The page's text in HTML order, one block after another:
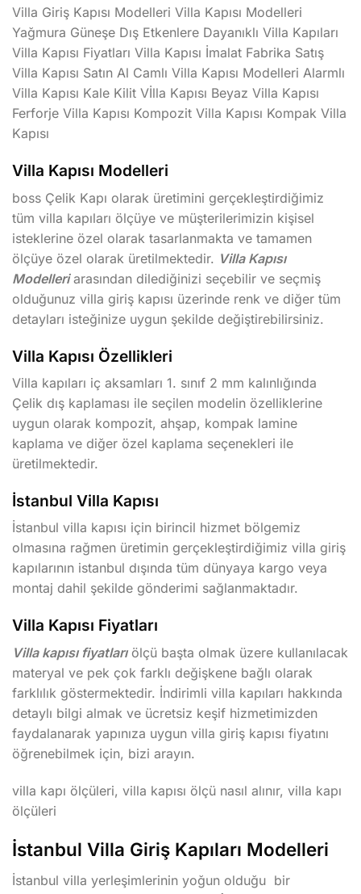
Villa Giriş Kapısı Modelleri Villa Kapısı Modelleri
Yağmura Güneşe Dış Etkenlere Dayanıklı Villa Kapıları
Villa Kapısı Fiyatları Villa Kapısı İmalat Fabrika Satış
Villa Kapısı Satın Al Camlı Villa Kapısı Modelleri Alarmlı
Villa Kapısı Kale Kilit Vİlla Kapısı Beyaz Villa Kapısı
Ferforje Villa Kapısı Kompozit Villa Kapısı Kompak Villa
Kapısı
Villa Kapısı Modelleri
boss Çelik Kapı olarak üretimini gerçekleştirdiğimiz
tüm villa kapıları ölçüye ve müşterilerimizin kişisel
isteklerine özel olarak tasarlanmakta ve tamamen
ölçüye özel olarak üretilmektedir. Villa Kapısı
Modelleriarasından dilediğinizi seçebilir ve seçmiş
olduğunuz villa giriş kapısı üzerinde renk ve diğer tüm
detayları isteğinize uygun şekilde değiştirebilirsiniz.
Villa Kapısı Özellikleri
Villa kapıları iç aksamları 1. sınıf 2 mm kalınlığında
Çelik dış kaplaması ile seçilen modelin özelliklerine
uygun olarak kompozit, ahşap, kompak lamine
kaplama ve diğer özel kaplama seçenekleri ile
üretilmektedir.
İstanbul Villa Kapısı
İstanbul villa kapısı için birincil hizmet bölgemiz
olmasına rağmen üretimin gerçekleştirdiğimiz villa giriş
kapılarının istanbul dışında tüm dünyaya kargo veya
montaj dahil şekilde gönderimi sağlanmaktadır.
Villa Kapısı Fiyatları
Villa kapısı fiyatlarıölçü başta olmak üzere kullanılacak
materyal ve pek çok farklı değişkene bağlı olarak
farklılık göstermektedir. İndirimli villa kapıları hakkında
detaylı bilgi almak ve ücretsiz keşif hizmetimizden
faydalanarak yapınıza uygun villa giriş kapısı fiyatını
öğrenebilmek için, bizi arayın.
villa kapı ölçüleri, villa kapısı ölçü nasıl alınır, villa kapı
ölçüleri
İstanbul Villa Giriş Kapıları Modelleri
İstanbul villa yerleşimlerinin yoğun olduğu bir